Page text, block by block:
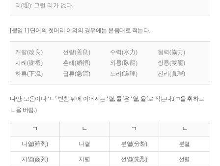
리(理): 그럴 리가 없다.
[붙임 1] 단어의 첫머리 이외의 경우에는 본음대로 적는다.
개량(改良) 선량(善良) 수력(水力)
협력(協力)
사례(謝禮)
혼례(婚禮) 와룡(臥龍)
쌍룡(雙龍)
하류(下流)
급류(急流) 도리(道理) 진리(眞理)
다만, 모음이나 ‘ㄴ’ 받침 뒤에 이어지는 ‘렬, 률’은 ‘열, 율’로 적는다.(ㄱ을 취하고
ㄴ을 버림.)
ㄱ ㄴ ㄱ ㄴ
나열(羅列) 나렬 분열(分裂) 분렬
치열(齒列) 치렬 선열(先烈) 선렬